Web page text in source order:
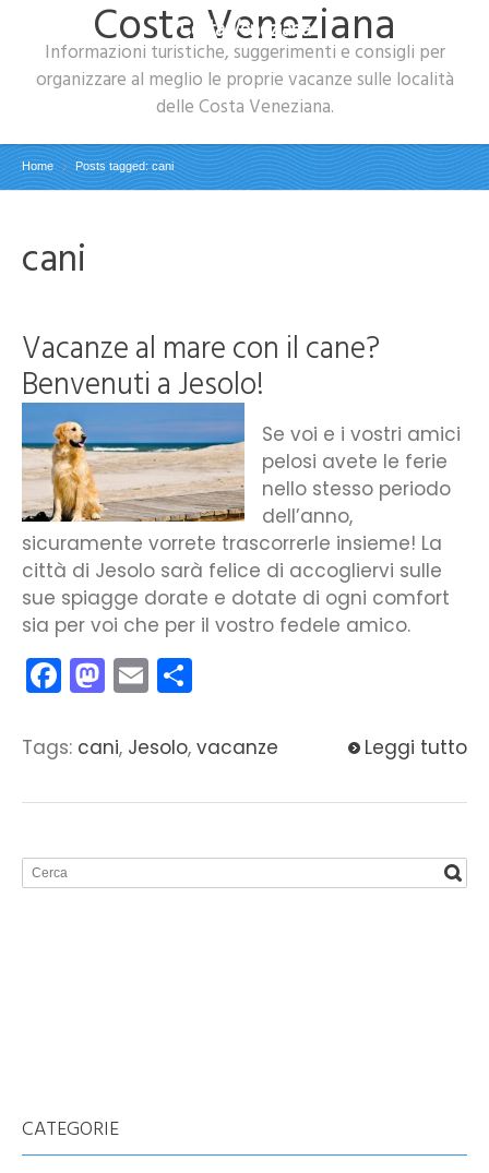
Costa Veneziana
Informazioni turistiche, suggerimenti e consigli per
organizzare al meglio le proprie vacanze sulle località
delle Costa Veneziana.
Home Posts tagged: cani
cani
Vacanze al mare con il cane?
Benvenuti a Jesolo!
Se voi e i vostri amici
pelosi avete le ferie
nello stesso periodo
dell’anno,
sicuramente vorrete trascorrerle insieme! La
città di Jesolo sarà felice di accogliervi sulle
sue spiagge dorate e dotate di ogni comfort
sia per voi che per il vostro fedele amico.
Facebook
Mastodon
Email
Tags: cani, Jesolo, vacanze Leggi tutto
CATEGORIE
Costa Veneziana